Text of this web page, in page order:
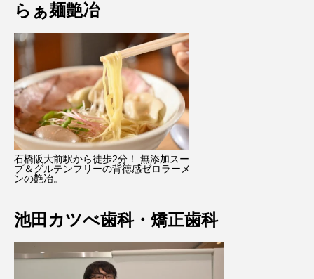
らぁ麺艶冶
石橋阪大前駅から徒歩2分！ 無添加スー
プ＆グルテンフリーの背徳感ゼロラーメ
ンの艶冶。
池田カツべ歯科・矯正歯科